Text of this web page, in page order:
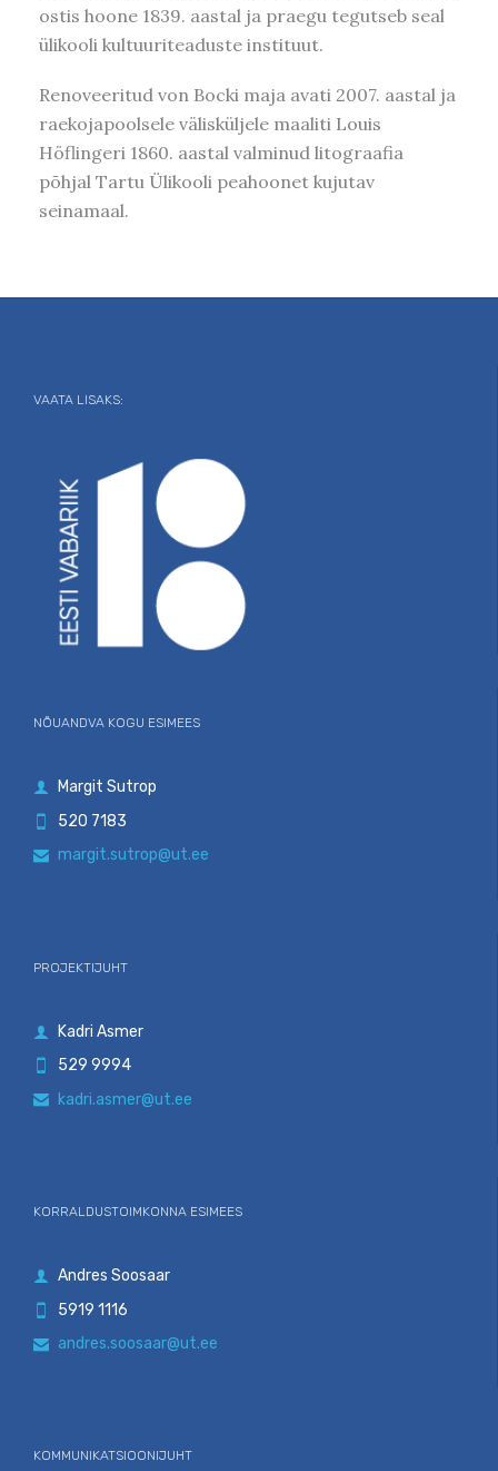
ostis hoone 1839. aastal ja praegu tegutseb seal
ülikooli kultuuriteaduste instituut.
Renoveeritud von Bocki maja avati 2007. aastal ja
raekojapoolsele välisküljele maaliti Louis
Höflingeri 1860. aastal valminud litograafia
põhjal Tartu Ülikooli peahoonet kujutav
seinamaal.
VAATA LISAKS:
NÕUANDVA KOGU ESIMEES
 Margit Sutrop
520 7183
 margit.sutrop@ut.ee
PROJEKTIJUHT
 Kadri Asmer
529 9994
 kadri.asmer@ut.ee
KORRALDUSTOIMKONNA ESIMEES
 Andres Soosaar
 5919 1116
 andres.soosaar@ut.ee
KOMMUNIKATSIOONIJUHT